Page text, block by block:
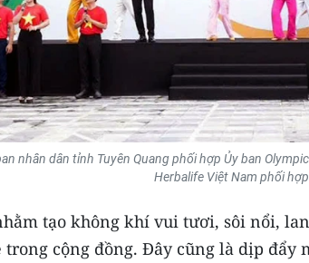
nhân dân tỉnh Tuyên Quang phối hợp Ủy ban
Herbalife Việt Nam phối
tạo không khí vui tươi, sôi nổi,
trong cộng đồng. Đây cũng là dịp